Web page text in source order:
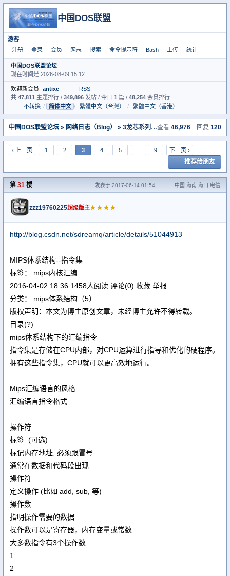
中国DOS联盟
游客
注册
登录 会员 网志 搜索 命令提示符 Bash 上传 统计
中国DOS联盟论坛
现在时间是 2026-08-09 15:12
欢迎新会员 antixc
RSS
共 47,811 主题排行 / 349,896 发帖 / 今日 1 篇 / 48,254 会员排行
不转换 / 简体中文 / 繁體中文（台灣） / 繁體中文（香港）
中国DOS联盟论坛 » 网络日志（Blog） » 3龙芯系列电脑硬件和相关信息搜集 <丙申羊年20160206> 查看 46,976 回复 120
‹ 上一页 1 2 3 4 5 9 下一页 ›
推荐给朋友
第 31 楼 发表于 2017-06-14 01:54 · 中国 海南 海口 电信
zzz19760225超级版主★★★★
http://blog.csdn.net/sdreamq/article/details/51044913
MIPS体系结构--指令集
标签： mips内核汇编
2016-04-02 18:36 1458人阅读 评论(0) 收藏 举报
分类： mips体系结构（5）
版权声明：本文为博主原创文章，未经博主允许不得转载。
目录(?)
mips体系结构下的汇编指令
指令集是存储在CPU内部，对CPU运算进行指导和优化的硬程序。
拥有这些指令集，CPU就可以更高效地运行。
Mips汇编语言的风格
汇编语言指令格式
操作符
标签: (可选)
标记内存地址, 必须跟冒号
通常在数据和代码段出现
操作符
定义操作 (比如 add, sub, 等)
操作数
指明操作需要的数据
操作数可以是寄存器，内存变量或常数
大多数指令有3个操作数
1
2